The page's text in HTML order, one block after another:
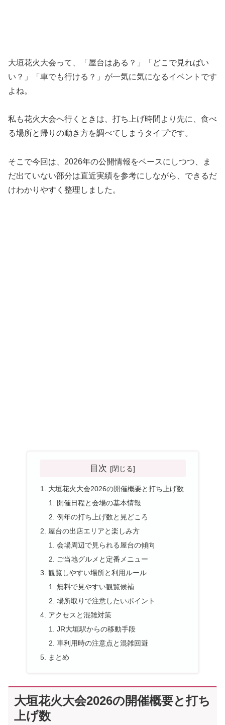
大垣花火大会って、「屋台はある？」「どこで見ればい
い？」「車でも行ける？」が一気に気になるイベントです
よね。
私も花火大会へ行くときは、打ち上げ時間より先に、食べ
る場所と帰りの動き方を調べてしまうタイプです。
そこで今回は、2026年の公開情報をベースにしつつ、ま
だ出ていない部分は直近実績を参考にしながら、できるだ
けわかりやすく整理しました。
目次
大垣花火大会2026の開催概要と打ち上げ数
開催日程と会場の基本情報
例年の打ち上げ数と見どころ
屋台の出店エリアと楽しみ方
会場周辺で見られる屋台の傾向
ご当地グルメと定番メニュー
観覧しやすい場所と利用ルール
無料で見やすい観覧候補
場所取りで注意したいポイント
アクセスと混雑対策
JR大垣駅からの移動手段
車利用時の注意点と混雑回避
まとめ
大垣花火大会2026の開催概要と打ち
上げ数